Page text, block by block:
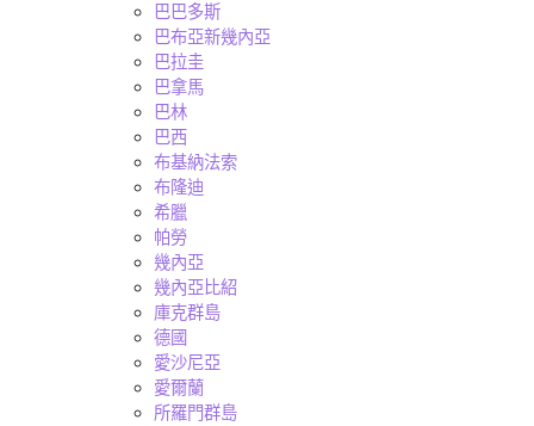
巴巴多斯
巴布亞新幾內亞
巴拉圭
巴拿馬
巴林
巴西
布基納法索
布隆迪
希臘
帕勞
幾內亞
幾內亞比紹
庫克群島
德國
愛沙尼亞
愛爾蘭
所羅門群島